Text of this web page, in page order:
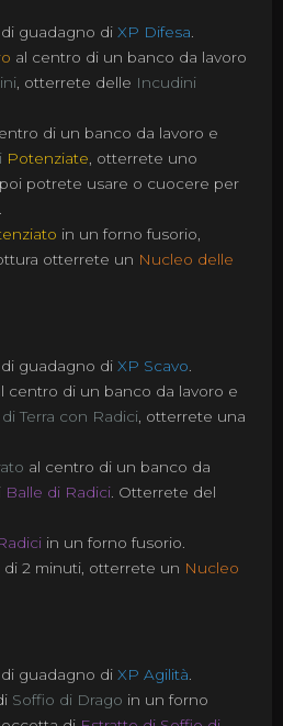
guadagno di XP Difesa
al centro di un banco da lavoro
, otterrete delle Incudini
di un banco da lavoro e
Potenziate , otterrete uno
potrete usare o cuocere per
in un forno fusorio,
otterrete un Nucleo delle
guadagno di XP Scavo
centro di un banco da lavoro e
Terra con Radici, otterrete una
al centro di un banco da
Balle di Radici. Otterrete del
in un forno fusorio.
2 minuti, otterrete un Nucleo
guadagno di XP Agilità
Soffio di Drago in un forno